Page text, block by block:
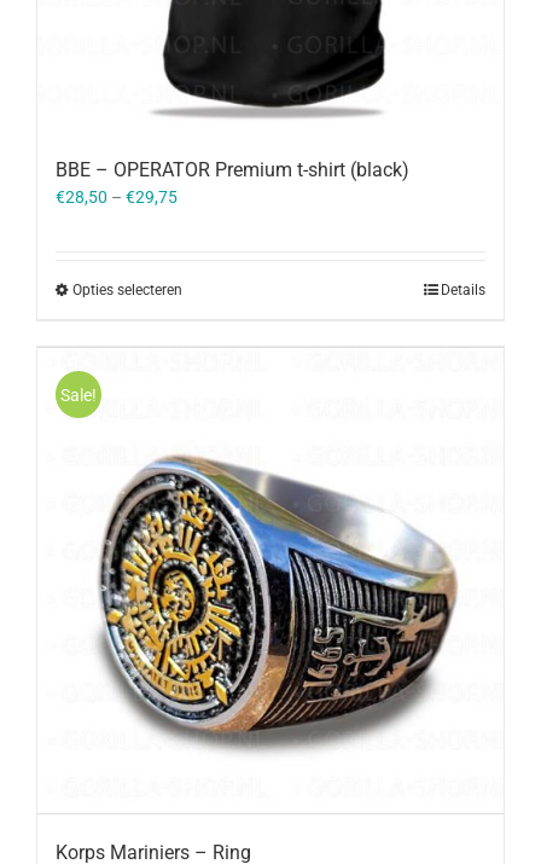
BBE – OPERATOR Premium t-shirt (black)
€28,50 – €29,75
Opties selecteren Details
Sale!
Korps Mariniers – Ring